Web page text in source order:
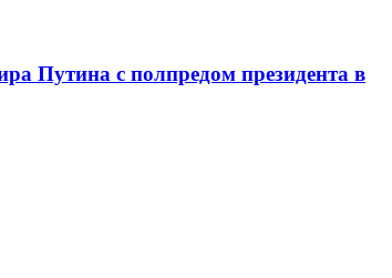
Путина с полпредом президента в